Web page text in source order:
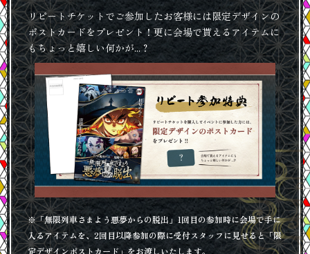
リピートチケットでご参加したお客様には限定デザインの
ポストカードをプレゼント！更に会場で貰えるアイテムに
もちょっと嬉しい何かが...？
※「無限列車さまよう悪夢からの脱出」1回目の参加時に会場で手に
入るアイテムを、2回目以降参加の際に受付スタッフに見せると「限
定デザインポストカード」をお渡しいたします。